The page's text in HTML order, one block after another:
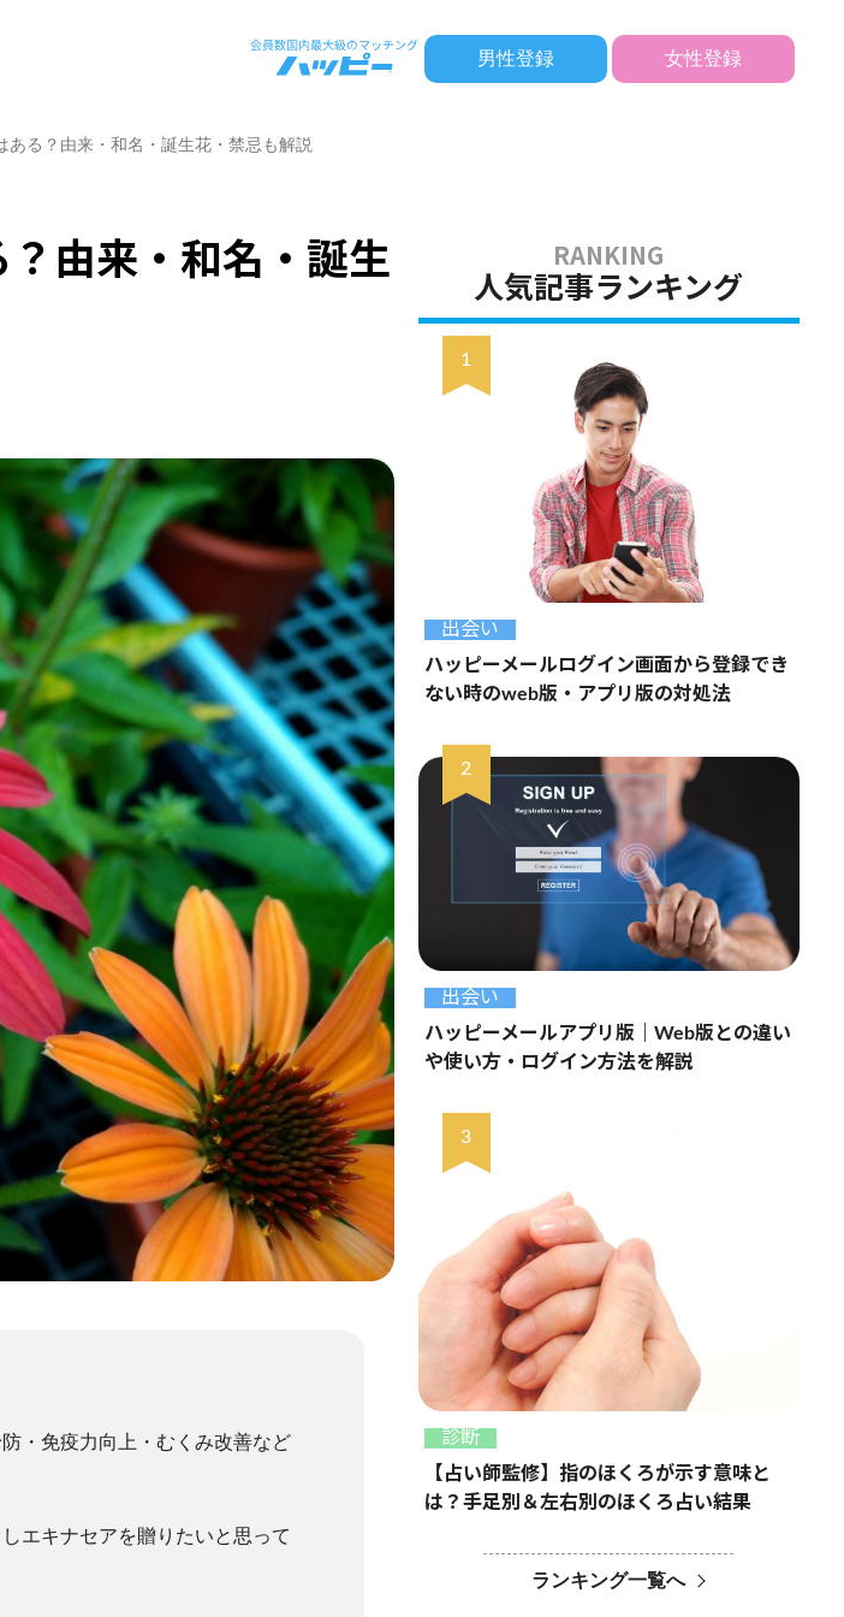
男性登録 女性登録
ある？由来・和名・誕生花・禁忌も解説
由来・和名・誕生
・免疫力向上・むくみ改善など
エキナセアを贈りたいと思って
人気記事ランキング
出会い
ハッピーメールログイン画面から登録でき
ない時のweb版・アプリ版の対処法
出会い
ハッピーメールアプリ版｜Web版との違い
や使い方・ログイン方法を解説
診断
【占い師監修】指のほくろが示す意味と
は？手足別＆左右別のほくろ占い結果
ランキング一覧へ